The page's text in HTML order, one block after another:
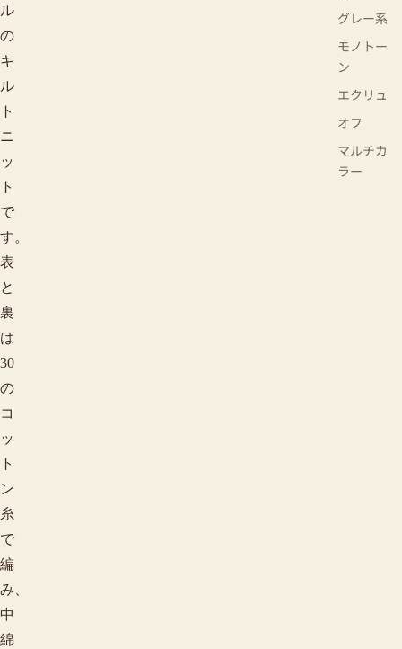
グレー系
モノトー
ン
エクリュ
オフ
マルチカ
ラー
ル
の
キ
ル
ト
ニ
ッ
ト
で
す。
表
と
裏
は
30
の
コ
ッ
ト
ン
糸
で
編
み、
中
綿